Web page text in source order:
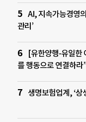
AI, 지속가능경영
관리’
[유한양행-유일한
를 행동으로 연결하라
생명보험업계, ‘상